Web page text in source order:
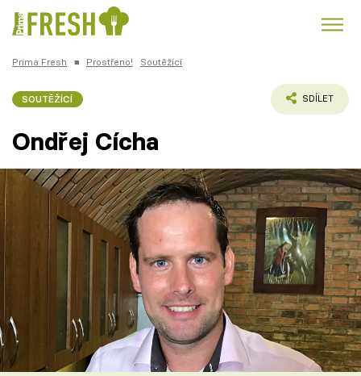
Česká kuchyně
Témata
TV Program
Prima Fresh ■ Prostřeno! Soutěžící
SOUTĚŽÍCÍ SDÍLET
Ondřej Cícha